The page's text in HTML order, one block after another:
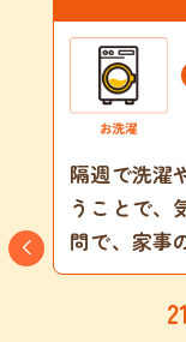
隔週で洗濯
うことで、
問で、家事